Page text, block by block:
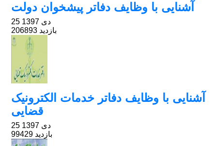
آشنایی با وظایف دفاتر پیشخوان دولت
25 دی 1397
206893 بازدید
آشنایی با وظایف دفاتر خدمات الکترونیک
قضایی
25 دی 1397
99429 بازدید